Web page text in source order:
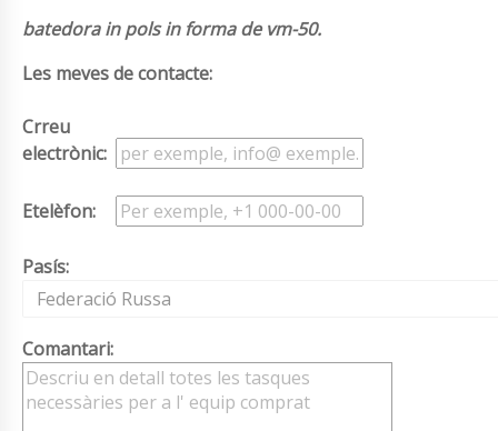
batedora in pols in forma de vm-50.
Les meves de contacte:
Crreu
electrònic:
Etelèfon:
Pasís:
Federació Russa
Comantari: